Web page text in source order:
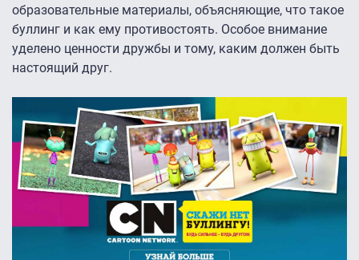
образовательные материалы, объясняющие, что такое
буллинг и как ему противостоять. Особое внимание
уделено ценности дружбы и тому, каким должен быть
настоящий друг.